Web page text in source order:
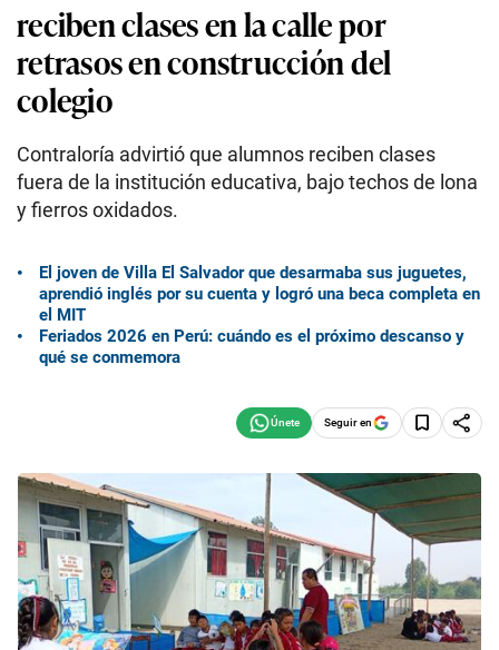
reciben clases en la calle por
retrasos en construcción del
colegio
Contraloría advirtió que alumnos reciben clases
fuera de la institución educativa, bajo techos de lona
y fierros oxidados.
El joven de Villa El Salvador que desarmaba sus juguetes,
aprendió inglés por su cuenta y logró una beca completa en
el MIT
Feriados 2026 en Perú: cuándo es el próximo descanso y
qué se conmemora
Seguir en